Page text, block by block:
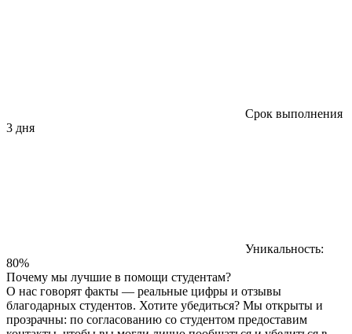
Срок выполнения
3 дня
Уникальность:
80%
Почему мы лучшие в помощи студентам?
О нас говорят факты — реальные цифры и отзывы
благодарных студентов. Хотите убедиться? Мы открыты и
прозрачны: по согласованию со студентом предоставим